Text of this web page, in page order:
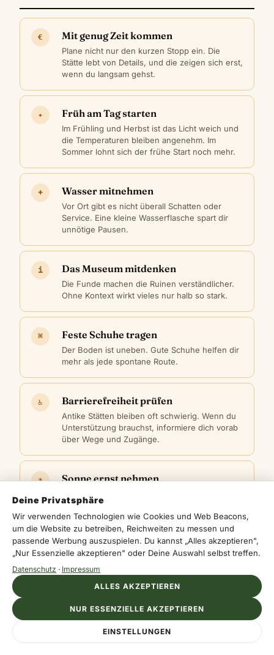
€ Mit genug Zeit kommen
Plane nicht nur den kurzen Stopp ein. Die
Stätte lebt von Details, und die zeigen sich erst,
wenn du langsam gehst.
✦ Früh am Tag starten
Im Frühling und Herbst ist das Licht weich und
die Temperaturen bleiben angenehm. Im
Sommer lohnt sich der frühe Start noch mehr.
+ Wasser mitnehmen
Vor Ort gibt es nicht überall Schatten oder
Service. Eine kleine Wasserflasche spart dir
unnötige Pausen.
i Das Museum mitdenken
Die Funde machen die Ruinen verständlicher.
Ohne Kontext wirkt vieles nur halb so stark.
⌘ Feste Schuhe tragen
Der Boden ist uneben. Gute Schuhe helfen dir
mehr als jede spontane Route.
♿ Barrierefreiheit prüfen
Antike Stätten bleiben oft schwierig. Wenn du
Unterstützung brauchst, informiere dich vorab
über Wege und Zugänge.
☀ Sonne ernst nehmen
Mütze, Sonnencreme und Wasser sind keine
Deko.
☂ Wettercheck machen
Nach Regen können Wege rutschig sein. Dann
lohnt sich ein kurzer Blick auf die Bedingungen
Deine Privatsphäre
Wir verwenden Technologien wie Cookies und Web Beacons,
um die Website zu betreiben, Reichweiten zu messen und
passende Werbung auszuspielen. Du kannst „Alles akzeptieren",
„Nur Essenzielle akzeptieren" oder Deine Auswahl selbst treffen.
Datenschutz · Impressum
EINSTELLUNGEN
NUR ESSENZIELLE AKZEPTIEREN
ALLES AKZEPTIEREN